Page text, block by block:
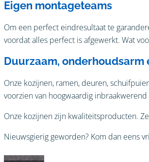
Eigen montageteams
Om een perfect eindresultaat te
voordat alles perfect is afgewerkt. Wat
Duurzaam, onderhoudsarm
Onze kozijnen, ramen, deuren,
voorzien van hoogwaardig
Onze kozijnen zijn kwaliteitsproducten.
Nieuwsgierig geworden? Kom dan eens